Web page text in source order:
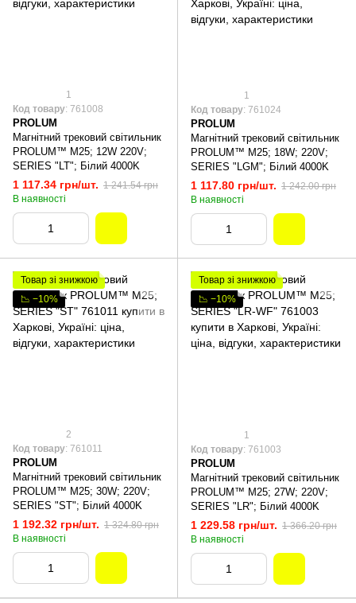
1
Код товару: 761008
PROLUM
Магнітний трековий світильник
PROLUM™ M25; 12W 220V;
SERIES "LT"; Білий 4000K
1 117.34 грн/шт. 1 241.54 грн
В наявності
1
Код товару: 761024
PROLUM
Магнітний трековий світильник
PROLUM™ M25; 18W; 220V;
SERIES "LGM"; Білий 4000K
1 117.80 грн/шт. 1 242.00 грн
В наявності
Товар зі знижкою
📉 −10%
2
Код товару: 761011
PROLUM
Магнітний трековий світильник
PROLUM™ M25; 30W; 220V;
SERIES "ST"; Білий 4000K
1 192.32 грн/шт. 1 324.80 грн
В наявності
Товар зі знижкою
📉 −10%
1
Код товару: 761003
PROLUM
Магнітний трековий світильник
PROLUM™ M25; 27W; 220V;
SERIES "LR"; Білий 4000K
1 229.58 грн/шт. 1 366.20 грн
В наявності